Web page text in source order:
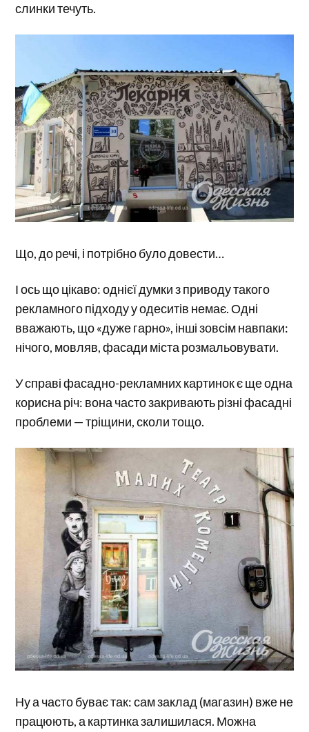
слинки течуть.
Що, до речі, і потрібно було довести…
І ось що цікаво: однієї думки з приводу такого
рекламного підходу у одеситів немає. Одні
вважають, що «дуже гарно», інші зовсім навпаки:
нічого, мовляв, фасади міста розмальовувати.
У справі фасадно-рекламних картинок є ще одна
корисна річ: вона часто закривають різні фасадні
проблеми — тріщини, сколи тощо.
Ну а часто буває так: сам заклад (магазин) вже не
працюють, а картинка залишилася. Можна